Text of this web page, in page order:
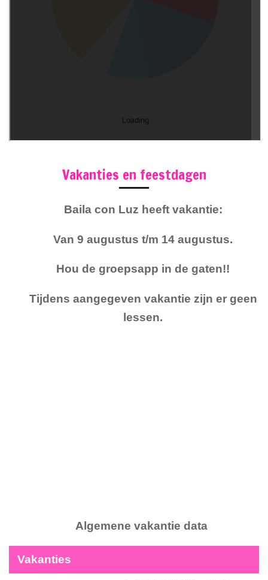
Vakanties en feestdagen
Baila con Luz heeft vakantie:
Van 9 augustus t/m 14 augustus.
Hou de groepsapp in de gaten!!
Tijdens aangegeven vakantie zijn er geen
lessen.
Algemene vakantie data
Vakanties